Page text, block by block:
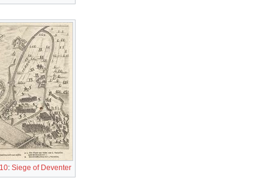
: Siege of Deventer